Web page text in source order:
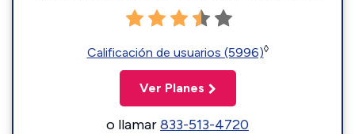
Calificación de usuarios (5996)◊
Ver Planes
o llamar833-513-4720